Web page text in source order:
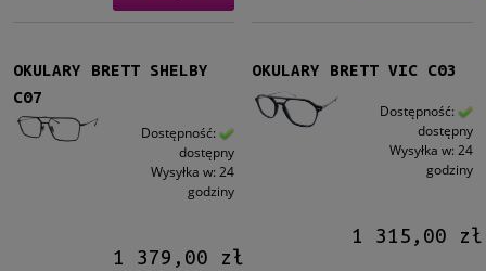
OKULARY BRETT SHELBY
C07
Dostępność:
dostępny
Wysyłka w: 24
godziny
1 379,00 zł
OKULARY BRETT VIC C03
Dostępność:
dostępny
Wysyłka w: 24
godziny
1 315,00 zł